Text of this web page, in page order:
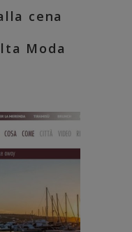
cena
Moda